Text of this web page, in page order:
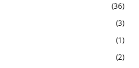
36
3
1
2